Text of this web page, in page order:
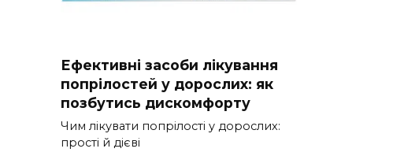
Ефективні засоби лікування
попрілостей у дорослих: як
позбутись дискомфорту
Чим лікувати попрілості у дорослих:
прості й дієві